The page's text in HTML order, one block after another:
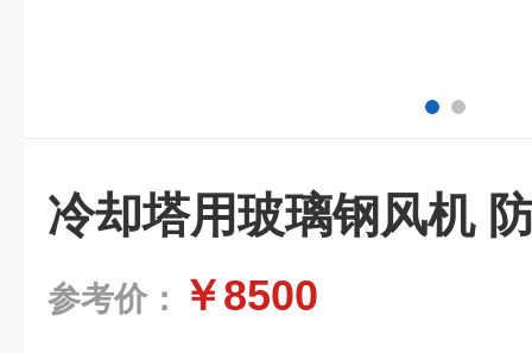
冷却塔用玻璃钢风机
参考价： ￥8500